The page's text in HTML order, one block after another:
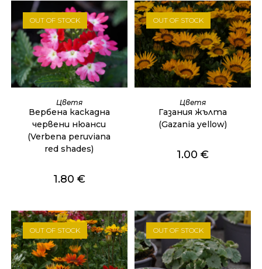
OUT OF STOCK
ОЩЕ
Цветя
Вербена каскадна
червени нюанси
(Verbena peruviana
red shades)
1.80 €
OUT OF STOCK
ОЩЕ
Цветя
Газания жълта
(Gazania yellow)
1.00€
OUT OF STOCK OUT OF STOCK